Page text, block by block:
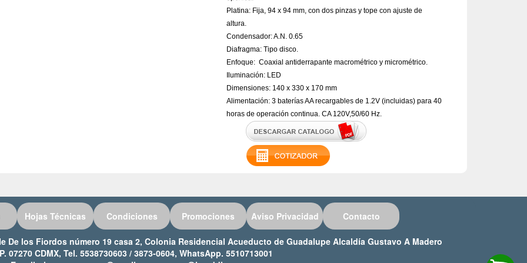
Platina: Fija, 94 x 94 mm, con dos pinzas y tope con ajuste de
altura.
Condensador: A.N. 0.65
Diafragma: Tipo disco.
Enfoque: Coaxial antiderrapante macrométrico y micrométrico.
Iluminación: LED
Dimensiones: 140 x 330 x 170 mm
Alimentación: 3 baterías AA recargables de 1.2V (incluidas) para 40
horas de operación continua. CA 120V,50/60 Hz.
Hojas Técnicas Condiciones Promociones Aviso Privacidad Contacto
De los Fiordos número 19 casa 2, Colonia Residencial Acueducto de Guadalupe Alcaldía Gustavo A Madero
07270 CDMX, Tel. 5538730603 / 3873-0604, WhatsApp. 5510713001